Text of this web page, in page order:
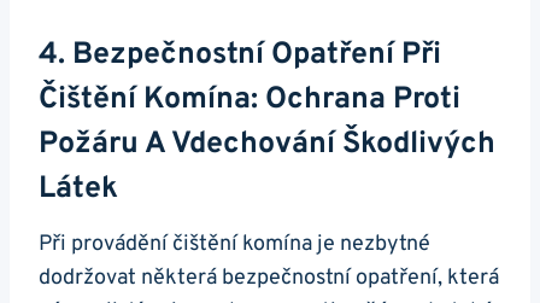
4. Bezpečnostní Opatření Při
Čištění Komína: Ochrana Proti
Požáru A Vdechování Škodlivých
Látek
Při provádění čištění komína je nezbytné
dodržovat některá bezpečnostní opatření, která